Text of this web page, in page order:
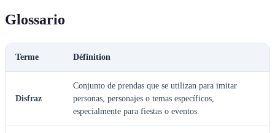
Glossario
Terme Définition
Disfraz
Conjunto de prendas que se utilizan para imitar
personas, personajes o temas específicos,
especialmente para fiestas o eventos.